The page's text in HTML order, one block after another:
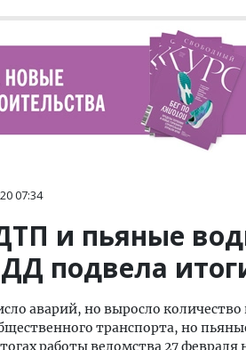
07:34
и пьяные
подвела
аварий, но выросло
транспорта, но
работы ведомства 27